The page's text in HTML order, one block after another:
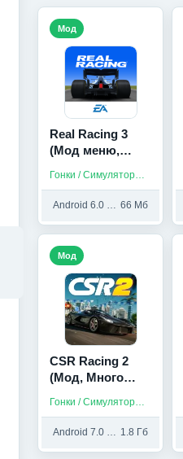
Real Racing 3
(Мод меню,
Гонки / Симуляторы / На русском
Android 6.0 и выше 66 Мб
Мод
CSR Racing 2
(Мод, Много
Гонки / Симуляторы / На русском
Android 7.0 и выше 1.8 Гб
Мод